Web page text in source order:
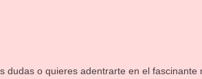
dudas o quieres adentrarte en el fascinante